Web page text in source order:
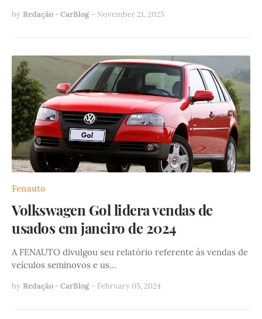
by Redação - CarBlog - November 21, 2025
Fenauto
Volkswagen Gol lidera vendas de
usados em janeiro de 2024
A FENAUTO divulgou seu relatório referente às vendas de
veículos seminovos e us…
by Redação - CarBlog - February 05, 2024